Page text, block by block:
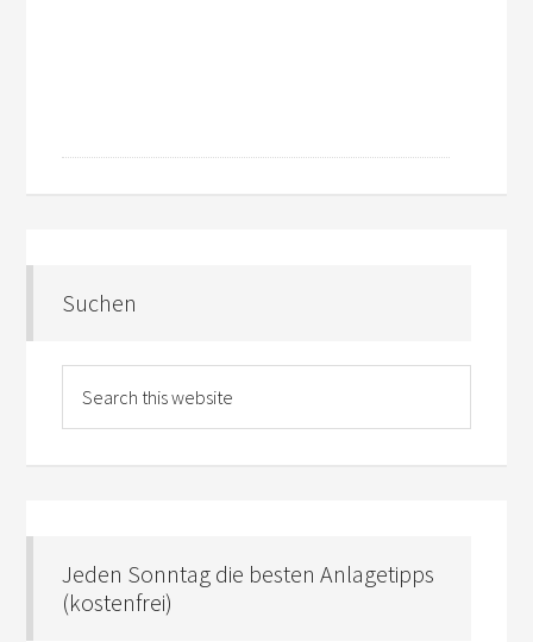
Suchen
Jeden Sonntag die besten Anlagetipps
(kostenfrei)